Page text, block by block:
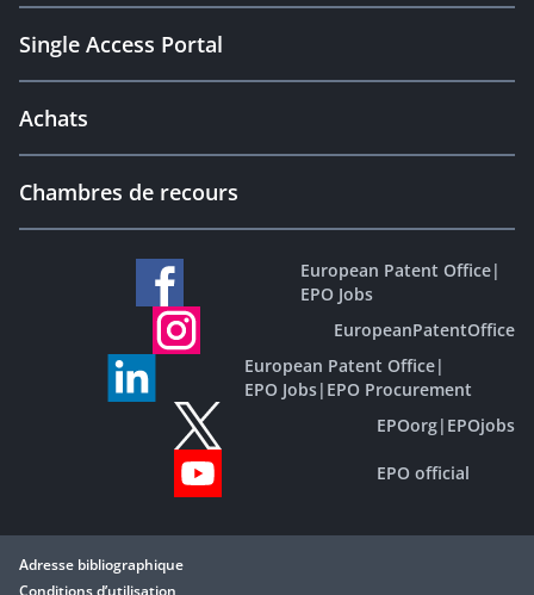
Single Access Portal
Achats
Chambres de recours
European Patent Office|
EPO Jobs
EuropeanPatentOffice
European Patent Office|
EPO Jobs| EPO Procurement
EPOorg| EPOjobs
EPO official
Adresse bibliographique
Conditions d’utilisation